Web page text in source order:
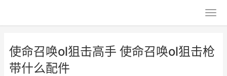
使命召唤ol狙击高手 使命召唤ol狙击枪
带什么配件